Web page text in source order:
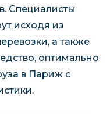
Специалисты
исходя из
а также
оптимально
в Париж с